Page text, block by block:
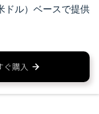
ドル）ベースで提供